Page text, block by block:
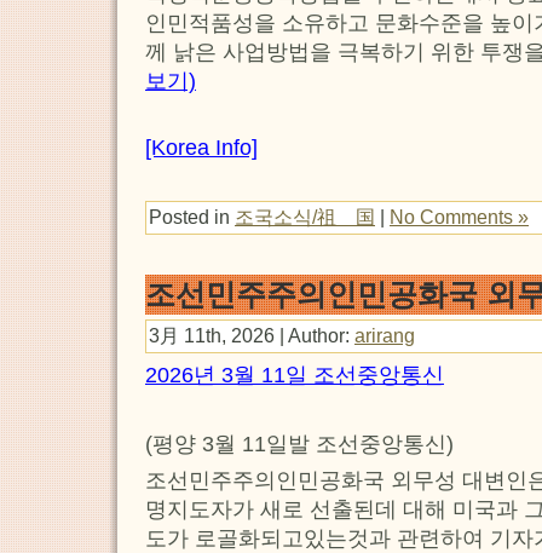
인민적품성을 소유하고 문화수준을 높
께 낡은 사업방법을 극복하기 위한 투쟁
보기)
[Korea Info]
Posted in 조국소식/祖 国 | No Comments »
조선민주주의인민공화국 외
3月 11th, 2026 | Author: arirang
2026년 3월 11일 조선중앙통신
(평양 3월 11일발 조선중앙통신)
조선민주주의인민공화국 외무성 대변인
명지도자가 새로 선출된데 대해 미국과
도가 로골화되고있는것과 관련하여 기